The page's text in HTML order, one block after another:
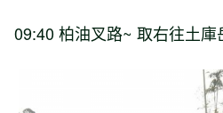
09:40柏油叉路~ 取右往土庫